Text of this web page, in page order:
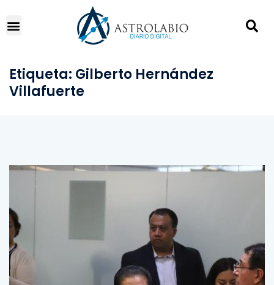
Etiqueta: Gilberto Hernández
Villafuerte